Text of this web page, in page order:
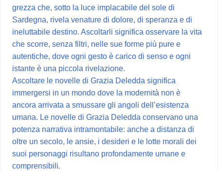
grezza che, sotto la luce implacabile del sole di
Sardegna, rivela venature di dolore, di speranza e di
ineluttabile destino. Ascoltarli significa osservare la vita
che scorre, senza filtri, nelle sue forme più pure e
autentiche, dove ogni gesto è carico di senso e ogni
istante è una piccola rivelazione.
Ascoltare le novelle di Grazia Deledda significa
immergersi in un mondo dove la modernità non è
ancora arrivata a smussare gli angoli dell’esistenza
umana. Le novelle di Grazia Deledda conservano una
potenza narrativa intramontabile: anche a distanza di
oltre un secolo, le ansie, i desideri e le lotte morali dei
suoi personaggi risultano profondamente umane e
comprensibili.